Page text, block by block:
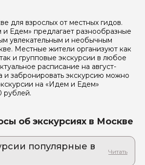
для взрослых от местных гидов.
Едем» предлагает разнообразные
увлекательным и необычным
Местные жители организуют как
и групповые экскурсии в любое
расписание на август-
и забронировать экскурсию можно
на «Идем и Едем»
рублей.
об экскурсиях в Москве
популярные в
вопрос гиду
почта